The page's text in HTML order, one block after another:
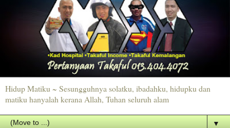
Hidup Matiku ~ Sesungguhnya solatku, ibadahku, hidupku dan
matiku hanyalah kerana Allah, Tuhan seluruh alam
▼